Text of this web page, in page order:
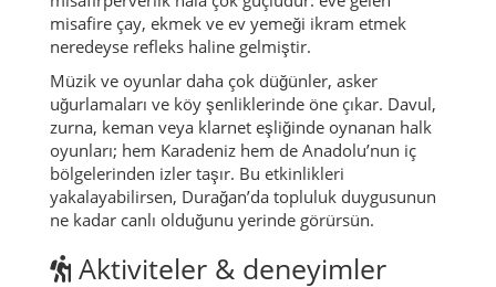
misafire çay, ekmek ve ev yemeği ikram etmek
neredeyse refleks haline gelmiştir.
Müzik ve oyunlar daha çok düğünler, asker
uğurlamaları ve köy şenliklerinde öne çıkar. Davul,
zurna, keman veya klarnet eşliğinde oynanan halk
oyunları; hem Karadeniz hem de Anadolu’nun iç
bölgelerinden izler taşır. Bu etkinlikleri
yakalayabilirsen, Durağan’da topluluk duygusunun
ne kadar canlı olduğunu yerinde görürsün.
Aktiviteler & deneyimler